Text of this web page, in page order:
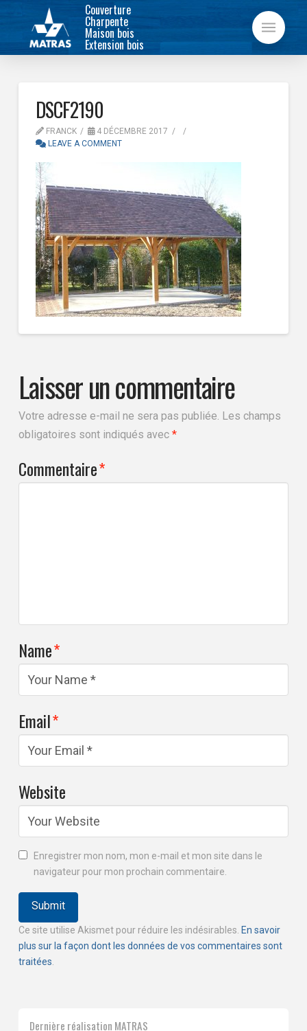
Couverture
Charpente
Maison bois
Extension bois
DSCF2190
FRANCK
4 DÉCEMBRE 2017
LEAVE A COMMENT
Laisser un commentaire
Votre adresse e-mail ne sera pas publiée. Les champs
obligatoires sont indiqués avec *
Commentaire*
Name*
Email*
Website
Enregistrer mon nom, mon e-mail et mon site dans le
navigateur pour mon prochain commentaire.
Ce site utilise Akismet pour réduire les indésirables. En savoir
plus sur la façon dont les données de vos commentaires sont
traitées
Dernière réalisation MATRAS